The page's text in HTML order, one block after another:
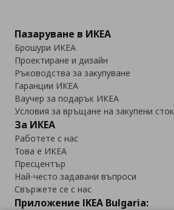
Пазаруване в ИКЕА
Брошури ИКЕА
Проектиране и дизайн
Ръководства за закупуване
Гаранции ИКЕА
Ваучер за подарък ИКЕА
Условия за връщане на закупени
За ИКЕА
Работете с нас
Това е ИКЕА
Пресцентър
Най-често задавани въпроси
Свържете се с нас
Приложение IKEA Bulgaria: